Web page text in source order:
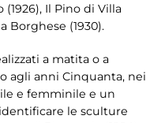
Il Pino di Villa
Borghese (1930).
a matita o a
agli anni Cinquanta, nei
e femminile e un
le sculture